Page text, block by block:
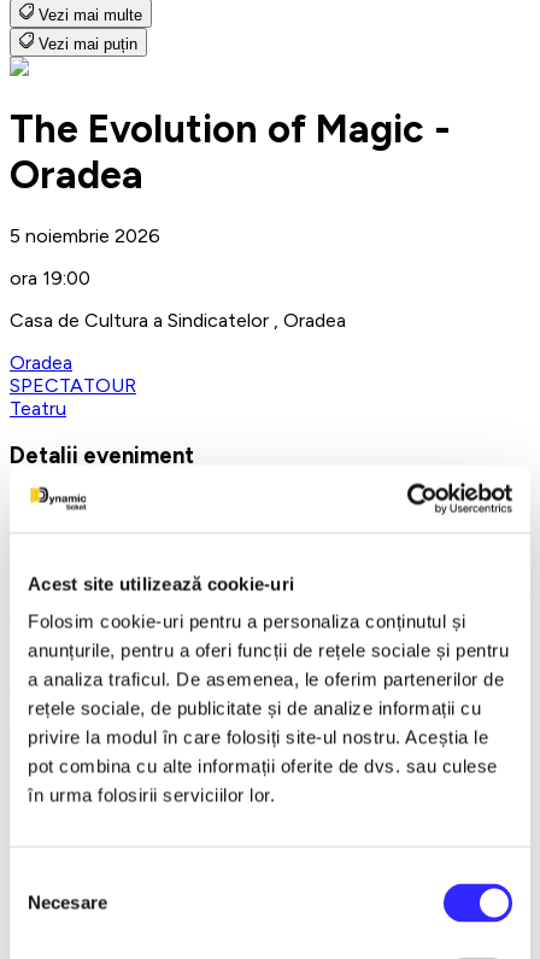
Acest site utilizează cookie-uri
Folosim cookie-uri pentru a personaliza conținutul și
anunțurile, pentru a oferi funcții de rețele sociale și pentru
a analiza traficul. De asemenea, le oferim partenerilor de
rețele sociale, de publicitate și de analize informații cu
privire la modul în care folosiți site-ul nostru. Aceștia le
pot combina cu alte informații oferite de dvs. sau culese
în urma folosirii serviciilor lor.
consimțământului
Necesare
Vezi mai multe
Vezi mai puțin
The Evolution of Magic -
Oradea
5 noiembrie 2026
ora 19:00
Casa de Cultura a Sindicatelor , Oradea
Oradea
SPECTATOUR
Teatru
Detalii eveniment
5 Noiembrie 2026 ora 19:00
The Evolution of Magic este un spectacol modern de magie
pentru teatru care combină iluzii, mentalism, poveste,
interacțiune cu publicul și magie vizuală, creând o experiență
teatrală completă.